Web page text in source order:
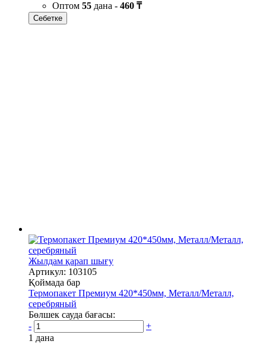
Оптом 55 дана - 460 ₸
Себетке
Жылдам қарап шығу
Артикул: 103105
Қоймада бар
Термопакет Премиум 420*450мм, Металл/Металл,
серебряный
Бөлшек сауда бағасы:
-
+
1 дана